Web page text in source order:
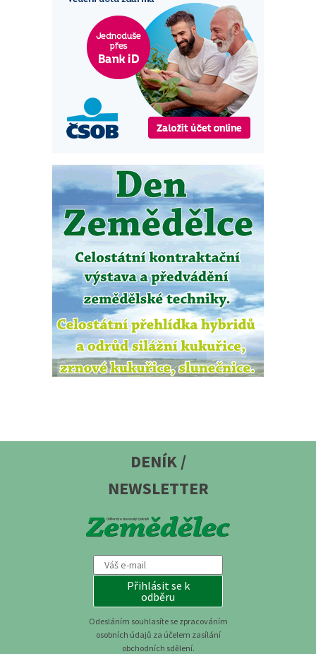
DENÍK /
NEWSLETTER
Přihlásit se k
odběru
Odesláním souhlasíte se zpracováním
osobních údajů za účelem zasílání
obchodních sdělení.